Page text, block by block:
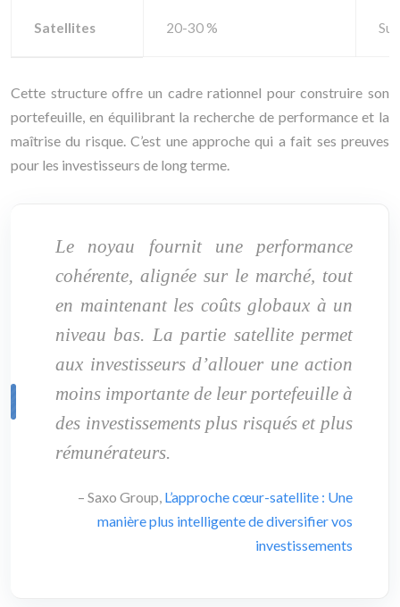
Satellites 20-30 %
Cette structure offre un cadre rationnel pour construire son
portefeuille, en équilibrant la recherche de performance et la
maîtrise du risque. C’est une approche qui a fait ses preuves
pour les investisseurs de long terme.
Le noyau fournit une performance
cohérente, alignée sur le marché, tout
en maintenant les coûts globaux à un
niveau bas. La partie satellite permet
aux investisseurs d’allouer une action
moins importante de leur portefeuille à
des investissements plus risqués et plus
rémunérateurs.
– Saxo Group, L’approche cœur-satellite : Une
manière plus intelligente de diversifier vos
investissements